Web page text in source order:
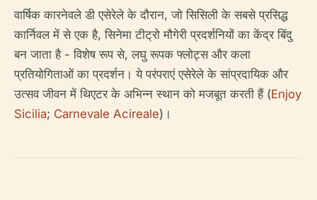
वार्षिक कारनेवले डी एसेरेले के दौरान, जो सिसिली के सबसे प्रसिद्ध
कार्निवल में से एक है, सिनेमा टीट्रो मौगेरी प्रदर्शनियों का केंद्र बिंदु
बन जाता है - विशेष रूप से, लघु रूपक फ्लोट्स और कला
प्रतियोगिताओं का प्रदर्शन। ये परंपराएं एसेरेले के सांप्रदायिक और
उत्सव जीवन में थिएटर के अभिन्न स्थान को मजबूत करती हैं (Enjoy
Sicilia; Carnevale Acireale)।